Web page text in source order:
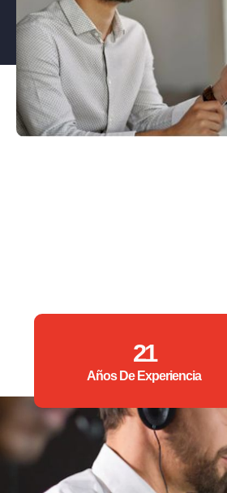
21
Años De Experiencia